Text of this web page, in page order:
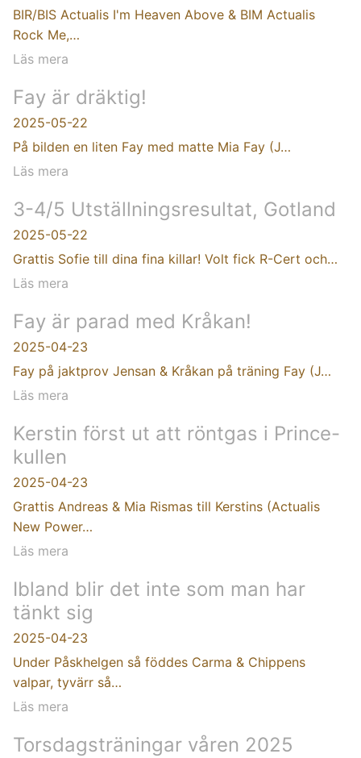
BIR/BIS Actualis I'm Heaven Above & BIM Actualis
Rock Me,…
Läs mera
Fay är dräktig!
2025-05-22
På bilden en liten Fay med matte Mia Fay (J…
Läs mera
3-4/5 Utställningsresultat, Gotland
2025-05-22
Grattis Sofie till dina fina killar! Volt fick R-Cert och…
Läs mera
Fay är parad med Kråkan!
2025-04-23
Fay på jaktprov Jensan & Kråkan på träning Fay (J…
Läs mera
Kerstin först ut att röntgas i Prince-
kullen
2025-04-23
Grattis Andreas & Mia Rismas till Kerstins (Actualis
New Power…
Läs mera
Ibland blir det inte som man har
tänkt sig
2025-04-23
Under Påskhelgen så föddes Carma & Chippens
valpar, tyvärr så…
Läs mera
Torsdagsträningar våren 2025